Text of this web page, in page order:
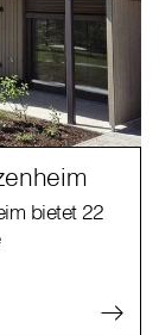
bietet 22